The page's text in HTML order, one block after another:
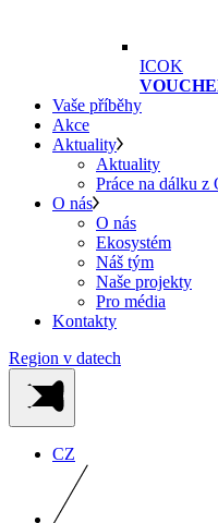
ICOK
Vaše příběhy
Akce
Aktuality
Aktuality
Práce na dálku z
O nás
O nás
Ekosystém
Náš tým
Naše projekty
Pro média
Kontakty
Region v datech
CZ